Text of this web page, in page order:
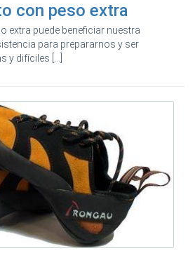
con peso extra
extra puede beneficiar nuestra
para prepararnos y ser
y difíciles [...]